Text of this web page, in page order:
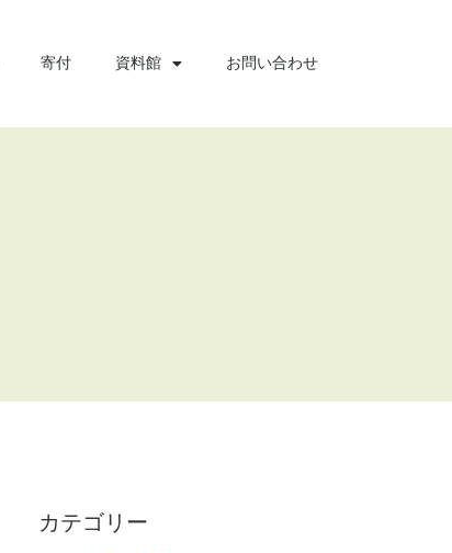
寄付 資料館 お問い合わせ
カテゴリー